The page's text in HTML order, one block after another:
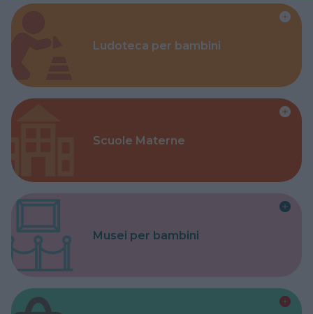
Ludoteca per bambini
Scuole Materne
Musei per bambini